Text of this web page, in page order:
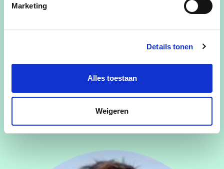
Marketing
Details tonen
Alles toestaan
Weigeren
André Allaert
View André Allaert's profile